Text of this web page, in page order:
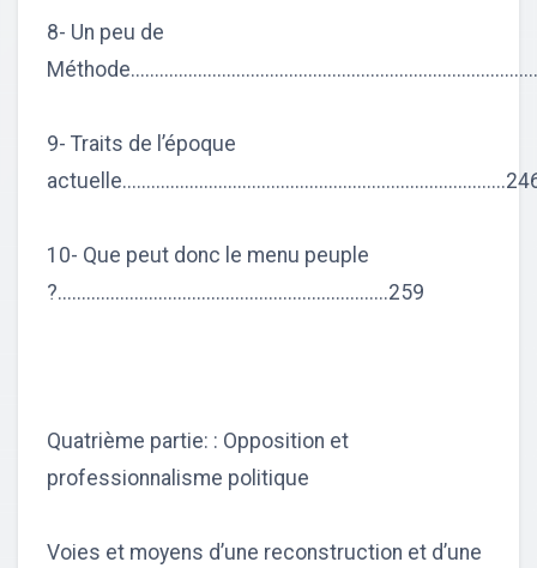
8- Un peu de
9- Traits de l’époque
10- Que peut donc le menu peuple
?.....................................................................259
Quatrième partie: : Opposition et
professionnalisme politique
Voies et moyens d’une reconstruction et d’une